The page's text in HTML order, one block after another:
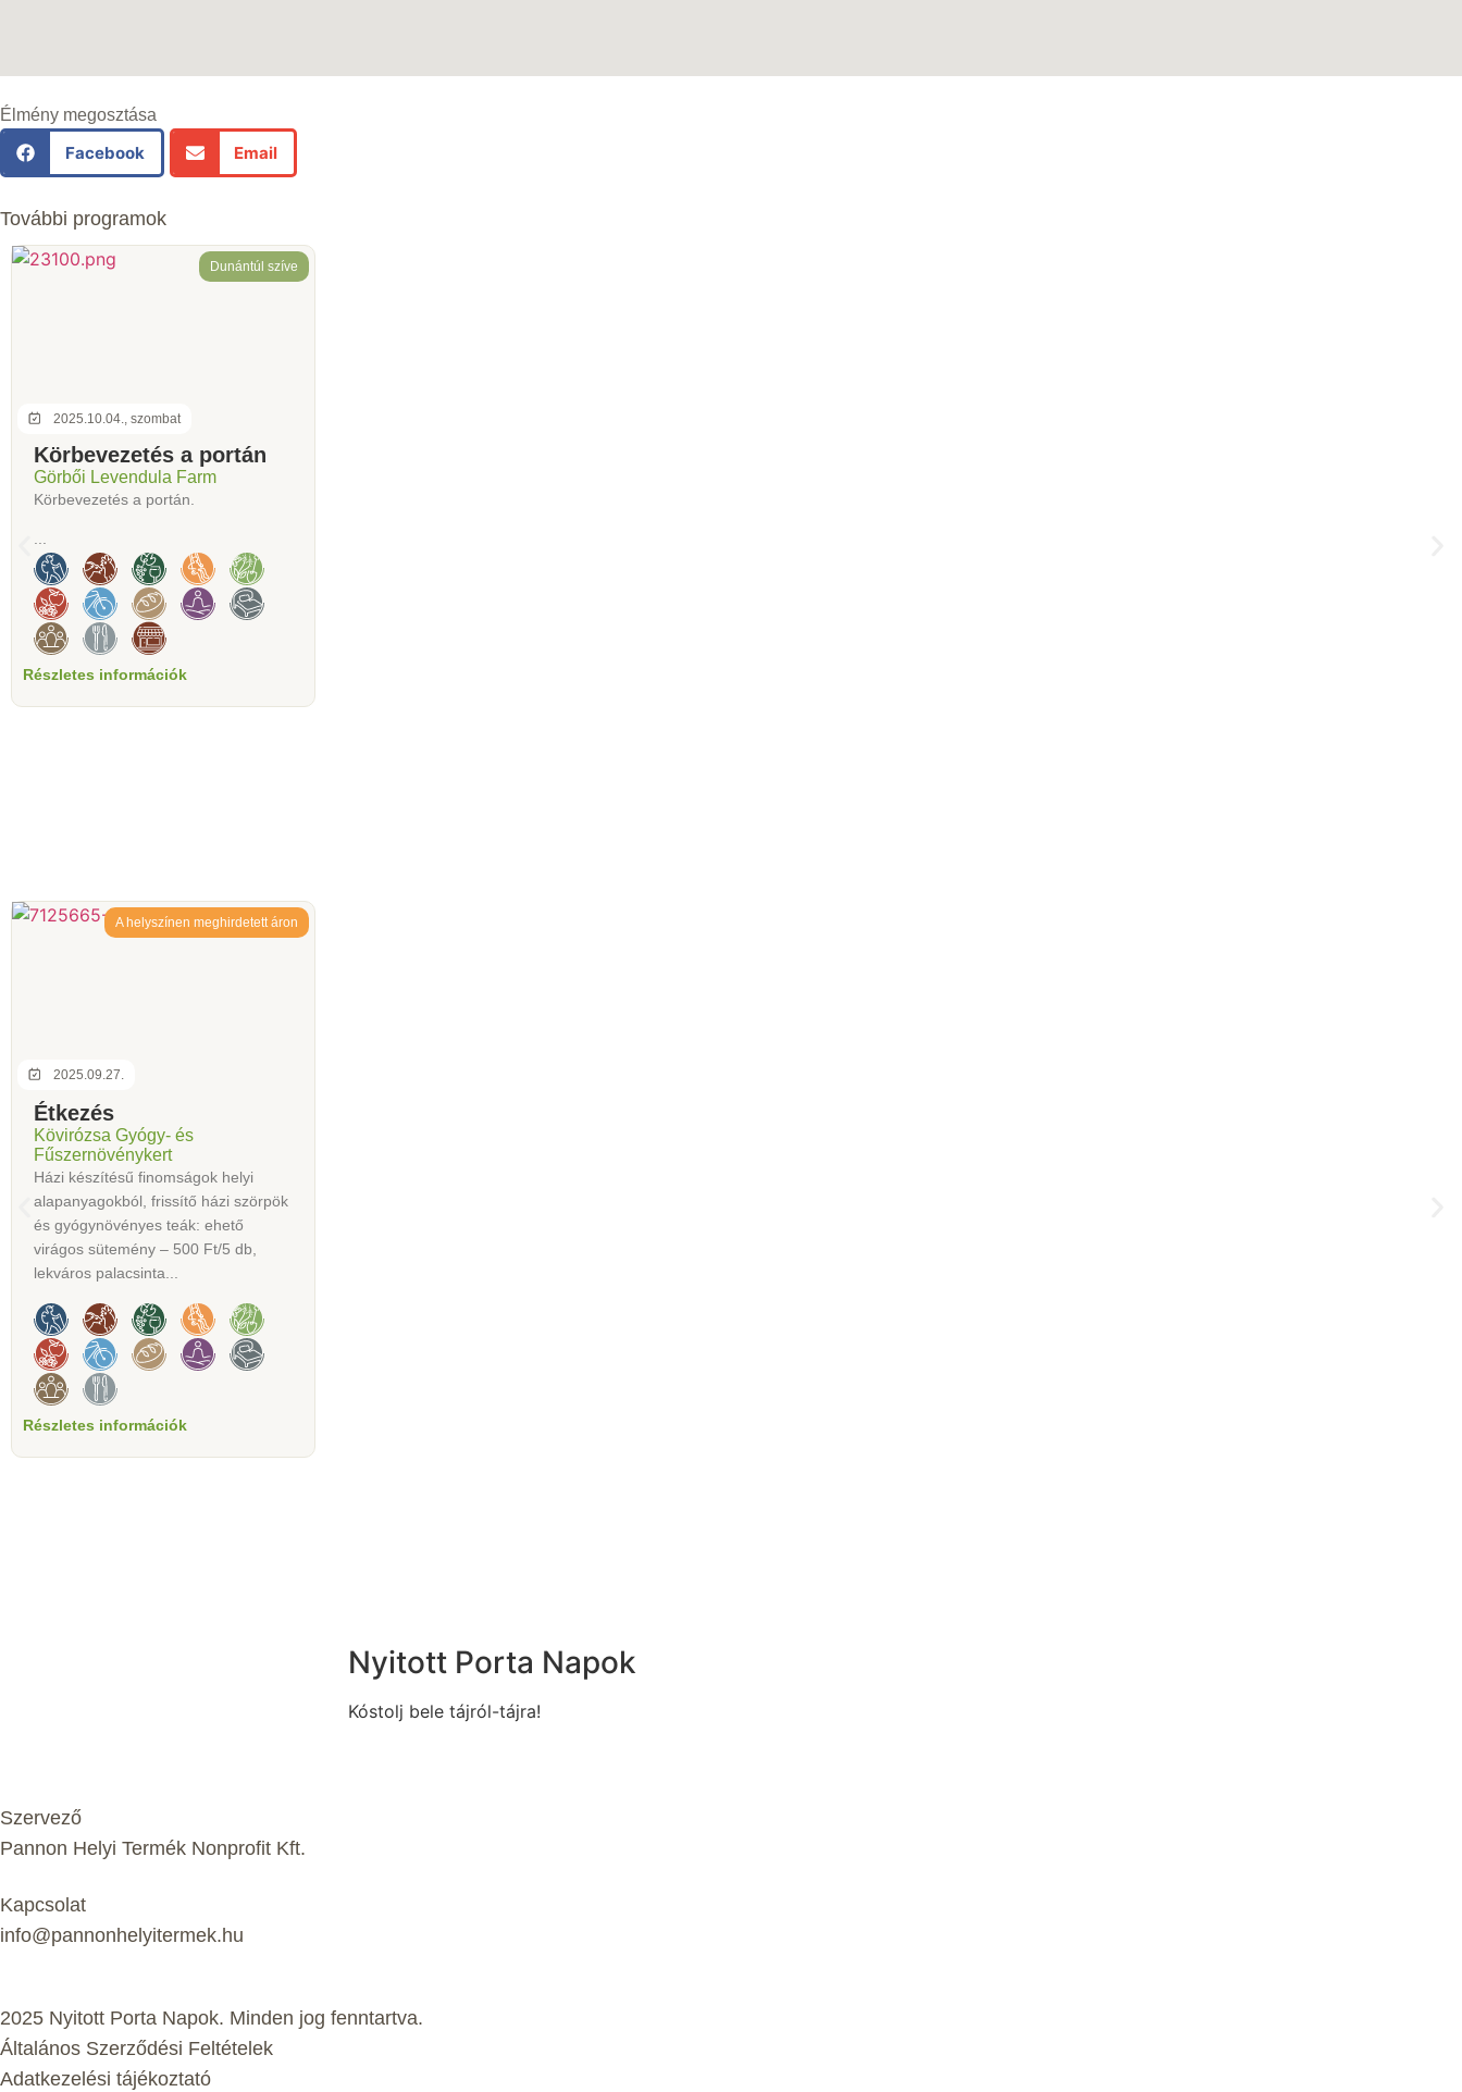
Élmény megosztása
Facebook Email
További programok
2025.10.04., szombat
Dunántúl szíve
Körbevezetés a portán
Görbői Levendula Farm
Körbevezetés a portán.
...
Részletes információk
2025.09.27.
A helyszínen meghirdetett áron
Étkezés
Kövirózsa Gyógy- és
Fűszernövénykert
Házi készítésű finomságok helyi
alapanyagokból, frissítő házi szörpök
és gyógynövényes teák: ehető
virágos sütemény – 500 Ft/5 db,
lekváros palacsinta...
Részletes információk
Nyitott Porta Napok
Kóstolj bele tájról-tájra!
Szervező
Pannon Helyi Termék Nonprofit Kft.
Kapcsolat
info@pannonhelyitermek.hu
2025 Nyitott Porta Napok. Minden jog fenntartva.
Általános Szerződési Feltételek
Adatkezelési tájékoztató